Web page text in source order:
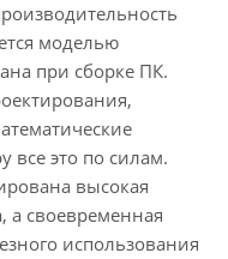
моделью
при сборке ПК.
все это по силам.
высокая
а своевременная
использования